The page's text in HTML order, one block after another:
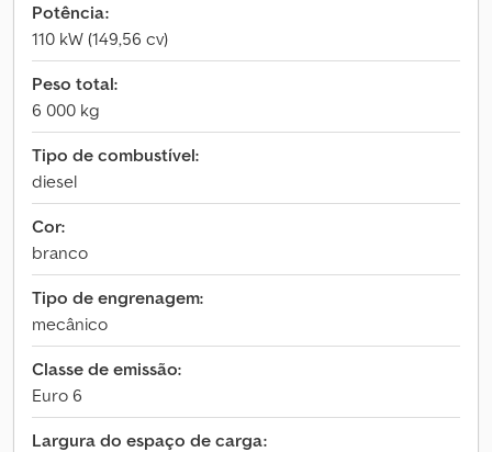
Potência:
110 kW (149,56 cv)
Peso total:
6 000 kg
Tipo de combustível:
diesel
Cor:
branco
Tipo de engrenagem:
mecânico
Classe de emissão:
Euro 6
Largura do espaço de carga: